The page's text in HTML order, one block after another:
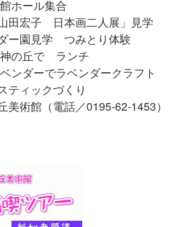
ホール集合
宏子 日本画二人展」見学
ー園見学 つみとり体験
の丘で ランチ
ンダーでラベンダークラフト
ックづくり
術館（電話／0195-62-1453）